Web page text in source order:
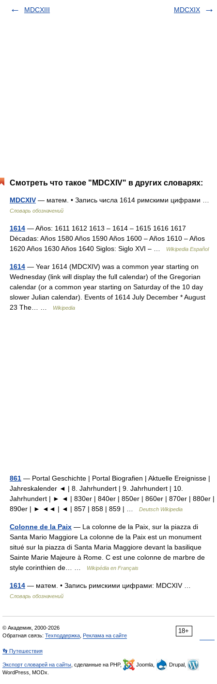
MDCXIII
MDCXIX
Смотреть что такое "MDCXIV" в других словарях:
MDCXIV — матем. • Запись числа 1614 римскими цифрами …
Словарь обозначений
1614 — Años: 1611 1612 1613 – 1614 – 1615 1616 1617
Décadas: Años 1580 Años 1590 Años 1600 – Años 1610 – Años
1620 Años 1630 Años 1640 Siglos: Siglo XVI – …
Wikipedia Español
1614 — Year 1614 (MDCXIV) was a common year starting on
Wednesday (link will display the full calendar) of the Gregorian
calendar (or a common year starting on Saturday of the 10 day
slower Julian calendar). Events of 1614 July December * August
23 The… …
Wikipedia
861 — Portal Geschichte | Portal Biografien | Aktuelle Ereignisse |
Jahreskalender ◄ | 8. Jahrhundert | 9. Jahrhundert | 10.
Jahrhundert | ► ◄ | 830er | 840er | 850er | 860er | 870er | 880er |
890er | ► ◄◄ | ◄ | 857 | 858 | 859 | …
Deutsch Wikipedia
Colonne de la Paix — La colonne de la Paix, sur la piazza di
Santa Mario Maggiore La colonne de la Paix est un monument
situé sur la piazza di Santa Maria Maggiore devant la basilique
Sainte Marie Majeure à Rome. C est une colonne de marbre de
style corinthien de… …
Wikipédia en Français
1614 — матем. • Запись римскими цифрами: MDCXIV …
Словарь обозначений
18+
© Академик, 2000-2026
Обратная связь: Техподдержка Реклама на сайте
👣 Путешествия
Экспорт словарей на сайты , сделанные на PHP, Joomla,
Drupal,
WordPress, MODx.